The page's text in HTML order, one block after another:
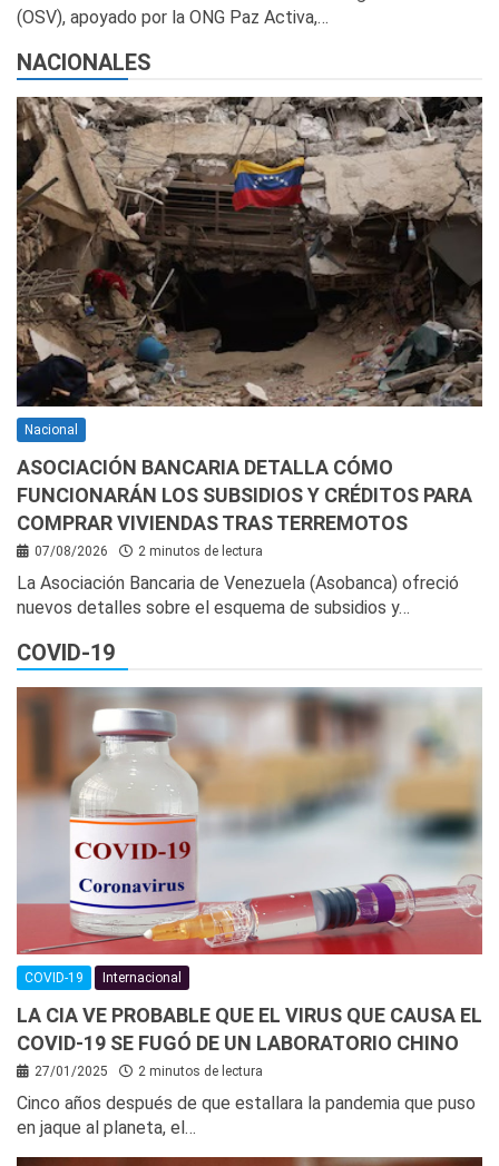
(OSV), apoyado por la ONG Paz Activa,…
NACIONALES
Nacional
ASOCIACIÓN BANCARIA DETALLA CÓMO
FUNCIONARÁN LOS SUBSIDIOS Y CRÉDITOS PARA
COMPRAR VIVIENDAS TRAS TERREMOTOS
07/08/2026 2 minutos de lectura
La Asociación Bancaria de Venezuela (Asobanca) ofreció
nuevos detalles sobre el esquema de subsidios y…
COVID-19
COVID-19 Internacional
LA CIA VE PROBABLE QUE EL VIRUS QUE CAUSA EL
COVID-19 SE FUGÓ DE UN LABORATORIO CHINO
27/01/2025 2 minutos de lectura
Cinco años después de que estallara la pandemia que puso
en jaque al planeta, el…